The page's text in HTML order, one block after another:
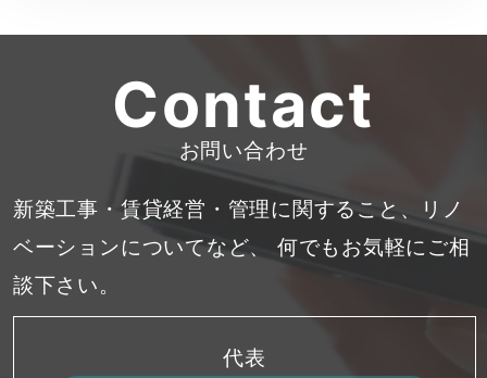
Contact
お問い合わせ
新築工事・賃貸経営・管理に関すること、リノ
ベーションについてなど、
何でもお気軽にご相
談下さい。
代表